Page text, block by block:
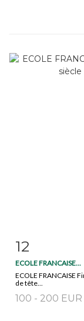
12
ECOLE FRANCAISE...
ECOLE FRANCAISE
de tête...
100 - 200 EUR